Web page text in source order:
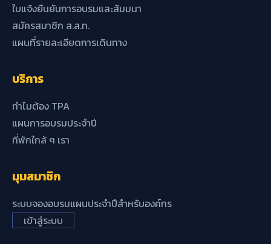
ใบแจ้งยืนยันการอบรมและสัมมนา
สมัครสมาชิก ส.ส.ท.
แผนที่รายละเอียดการเดินทาง
บริการ
ทำไมต้อง TPA
แผนการอบรมประจำปี
ที่พักใกล้ ๆ เรา
มุมสมาชิก
ระบบจองอบรมแผนประจำปีสำหรับองค์กร
เข้าสู่ระบบ